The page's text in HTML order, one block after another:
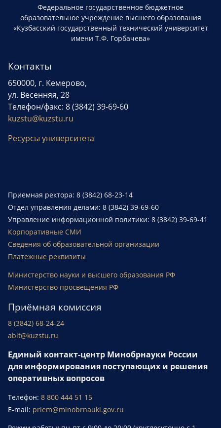
Федеральное государственное бюджетное
образовательное учреждение высшего образования
«Кузбасский государственный технический университет
имени Т.Ф. Горбачева»
Контакты
650000, г. Кемерово,
ул. Весенняя, 28
Телефон/факс: 8 (3842) 39-69-60
kuzstu@kuzstu.ru
Ресурсы университета
Приемная ректора: 8 (3842) 68-23-14
Отдел управления делами: 8 (3842) 39-69-60
Управление информационной политики: 8 (3842) 39-69-41
Корпоративные СМИ
Сведения об образовательной организации
Платежные реквизиты
Министерство науки и высшего образования РФ
Министерство просвещения РФ
Приёмная комиссия
8 (3842) 68-24-24
abit@kuzstu.ru
Единый контакт-центр Минобрнауки России
для информирования поступающих и решения
оперативных вопросов
Телефон: 8 800 444 51 15
E-mail: priem@minobrnauki.gov.ru